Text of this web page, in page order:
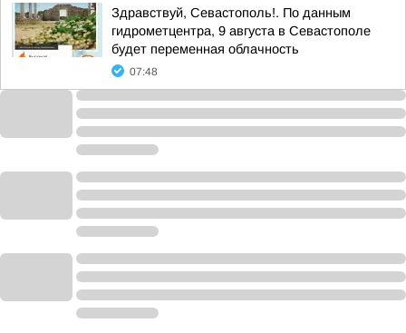
Здравствуй, Севастополь!. По данным
гидрометцентра, 9 августа в Севастополе
будет переменная облачность
07:48